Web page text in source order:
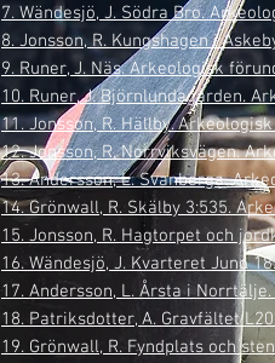
7. Wändesjö, J. Södra Bro.
8. Jonsson, R. Kungshagen i
9. Runer, J. Näs. Arkeologisk
10. Runer, J. Björnlundagården.
11. Jonsson, R. Hällby.
12. Jonsson, R. Norrviksvägen.
13. Andersson, L. Svanberga.
14. Grönwall, R. Skälby 3:535.
15. Jonsson, R. Hagtorpet och
16. Wändesjö, J. Kvarteret Juno
17. Andersson, L. Årsta i
18. Patriksdotter, A. Gravfältet
19. Grönwall, R. Fyndplats och